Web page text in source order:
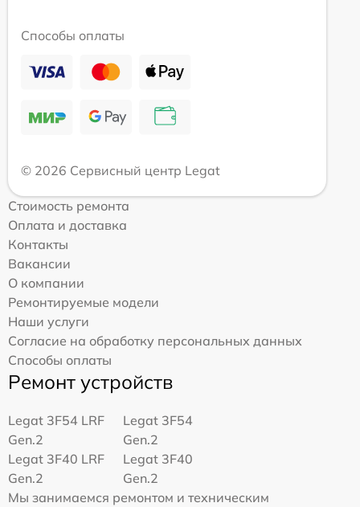
Способы оплаты
© 2026 Сервисный центр Legat
Стоимость ремонта
Оплата и доставка
Контакты
Вакансии
О компании
Ремонтируемые модели
Наши услуги
Согласие на обработку персональных данных
Способы оплаты
Ремонт устройств
Legat 3F54 LRF
Gen.2
Legat 3F54
Gen.2
Legat 3F40 LRF
Gen.2
Legat 3F40
Gen.2
Мы занимаемся ремонтом и техническим